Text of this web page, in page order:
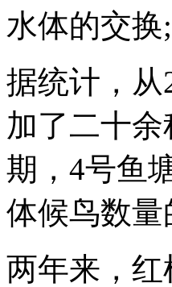
水体的交
据统计，从
加了二十
期，4号鱼
体候鸟数量
两年来，